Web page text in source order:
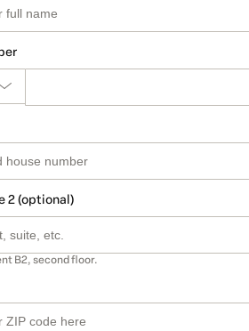
2 (optional)
B2, second floor.